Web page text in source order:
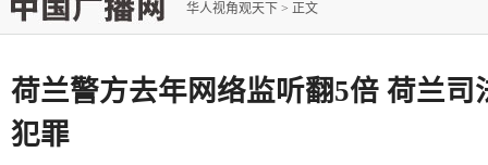
华人视角观天下 > 正文
荷兰警方去年网络监听翻5倍 荷兰司
犯罪